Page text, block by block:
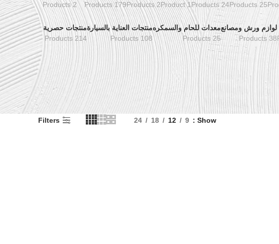
25 Products
24 Products
1 Product
2 Products
179 Products
2 Products
لوازم ورش ومصانع
38 Products
معدات للحام والسمكره
25 Products
منتجات العناية بالسيارة
108 Products
منتجات حصرية
214 Products
Show
9
12
18
24
Filters